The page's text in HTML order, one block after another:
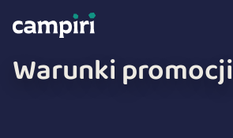
Warunki promocji